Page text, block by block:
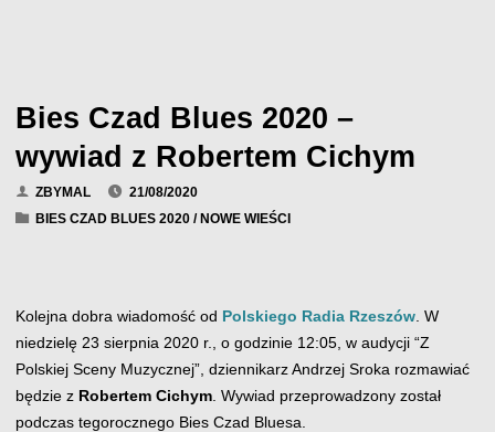
Bies Czad Blues 2020 –
wywiad z Robertem Cichym
ZBYMAL
21/08/2020
BIES CZAD BLUES 2020 / NOWE WIEŚCI
Kolejna dobra wiadomość od Polskiego Radia Rzeszów. W
niedzielę 23 sierpnia 2020 r., o godzinie 12:05, w audycji “Z
Polskiej Sceny Muzycznej”, dziennikarz Andrzej Sroka rozmawiać
będzie z Robertem Cichym. Wywiad przeprowadzony został
podczas tegorocznego Bies Czad Bluesa.